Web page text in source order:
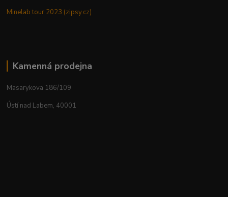
Minelab tour 2023 (zipsy.cz)
Kamenná prodejna
Masarykova 186/109
Ústí nad Labem, 40001